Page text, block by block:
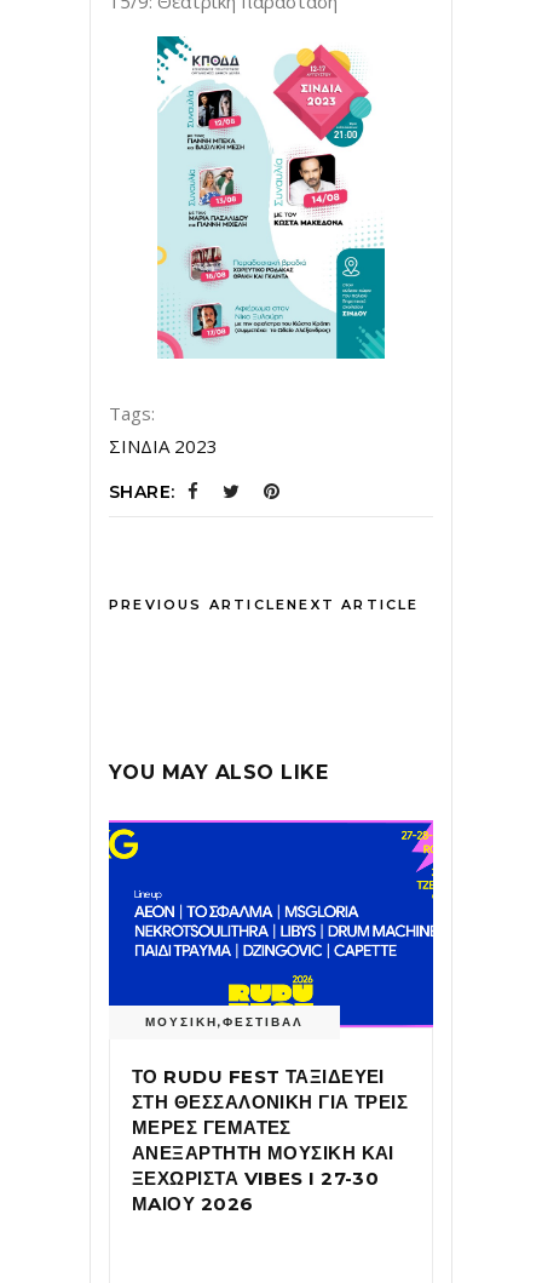
Tags:
ΣΙΝΔΙΑ 2023
SHARE:
PREVIOUS ARTICLENEXT ARTICLE
YOU MAY ALSO LIKE
ΜΟΥΣΙΚΗ,ΦΕΣΤΙΒΑΛ
ΤΟ RUDU FEST ΤΑΞΙΔΕΥΕΙ
ΣΤΗ ΘΕΣΣΑΛΟΝΙΚΗ ΓΙΑ ΤΡΕΙΣ
ΜΕΡΕΣ ΓΕΜΑΤΕΣ
ΑΝΕΞΑΡΤΗΤΗ ΜΟΥΣΙΚΗ ΚΑΙ
ΞΕΧΩΡΙΣΤΑ VIBES I 27-30
ΜAΙΟΥ 2026